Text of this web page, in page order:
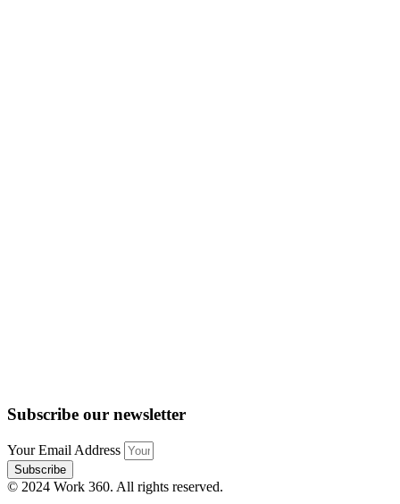
Subscribe our newsletter
Your Email Address
Subscribe
© 2024 Work 360. All rights reserved.